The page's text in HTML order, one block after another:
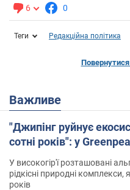
6 0
Теги Редакційна політика
Повернутися
Важливе
"Джипінг руйнує
сотні років": у
У високогір'ї розташовані
рідкісні природні комплекси, які
років